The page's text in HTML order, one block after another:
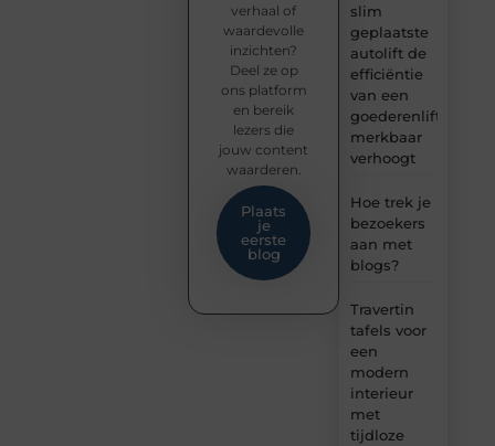
slim
geplaatste
autolift de
efficiëntie
van een
goederenlift
merkbaar
verhoogt
Hoe trek je
bezoekers
aan met
blogs?
Travertin
tafels voor
een
modern
interieur
met
tijdloze
verhaal of
waardevolle
inzichten?
Deel ze op
ons platform
en bereik
lezers die
jouw content
waarderen.
Plaats
je
eerste
blog